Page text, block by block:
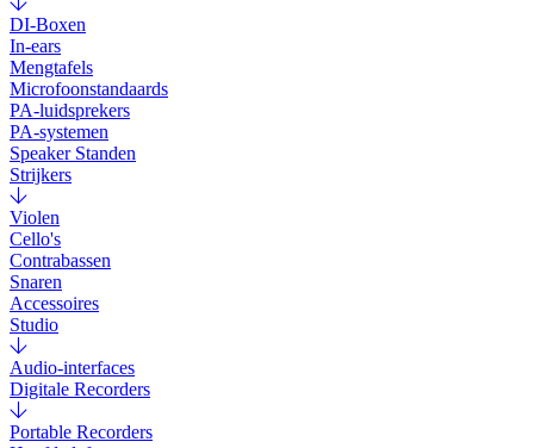
DI-Boxen
In-ears
Mengtafels
Microfoonstandaards
PA-luidsprekers
PA-systemen
Speaker Standen
Strijkers
Violen
Cello's
Contrabassen
Snaren
Accessoires
Studio
Audio-interfaces
Digitale Recorders
Portable Recorders